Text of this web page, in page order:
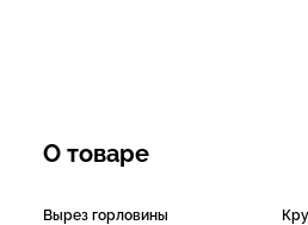
О товаре
Вырез горловины